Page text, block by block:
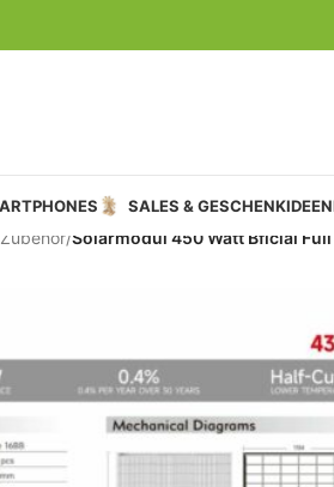
SALES & GESCHENKIDEEN
/Solarmodul 450 Watt Bficial Full